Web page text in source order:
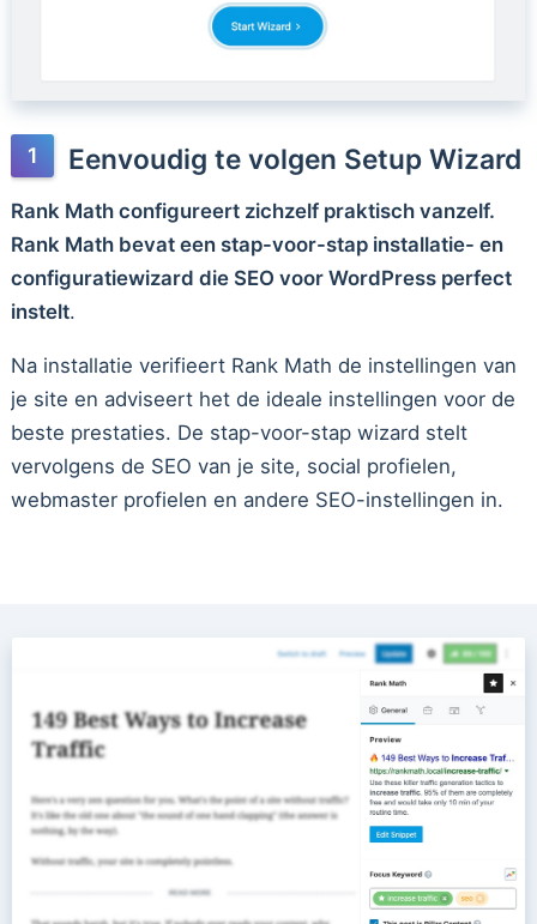
Eenvoudig te volgen Setup Wizard
Rank Math configureert zichzelf praktisch vanzelf.
Rank Math bevat een stap-voor-stap installatie- en
configuratiewizard die SEO voor WordPress perfect
instelt.
Na installatie verifieert Rank Math de instellingen van
je site en adviseert het de ideale instellingen voor de
beste prestaties. De stap-voor-stap wizard stelt
vervolgens de SEO van je site, social profielen,
webmaster profielen en andere SEO-instellingen in.